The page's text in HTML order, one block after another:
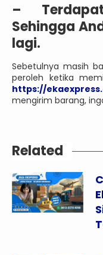
–
Sehingga
lagi.
Sebetulnya masih
peroleh ketika
https://
mengirim barang,
Related